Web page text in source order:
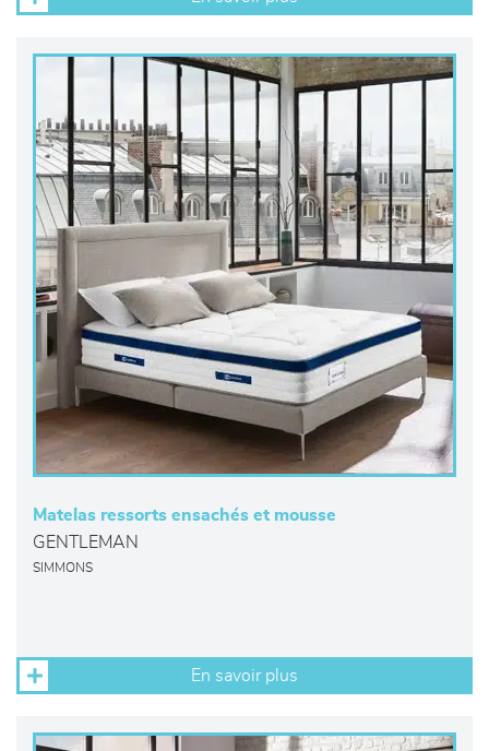
Matelas ressorts ensachés et mousse
GENTLEMAN
SIMMONS
En savoir plus